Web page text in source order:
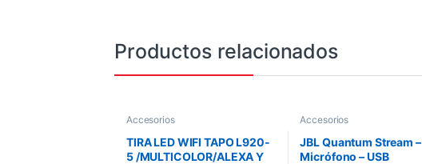
Productos relacionados
Accesorios
TIRA LED WIFI TAPO L920-
5 /MULTICOLOR/ALEXA Y
Accesorios
JBL Quantum Stream –
Micrófono – USB